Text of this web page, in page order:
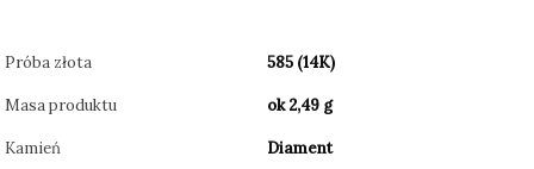
Próba złota 585 (14K)
Masa produktu ok 2,49 g
Kamień Diament